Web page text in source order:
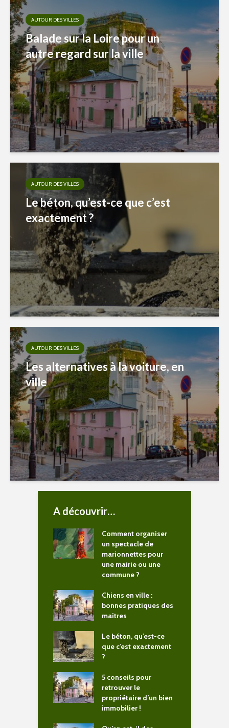
AUTOUR DES VILLES
Balade sur la Loire pour un
autre regard sur la ville
AUTOUR DES VILLES
Le béton, qu’est-ce que c’est
exactement ?
AUTOUR DES VILLES
Les alternatives à la voiture, en
ville
A découvrir…
Comment organiser
un spectacle de
marionnettes pour
une mairie ou une
commune ?
Chiens en ville :
bonnes pratiques des
maitres
Le béton, qu’est-ce
que c’est exactement
?
5 conseils pour
retrouver le
propriétaire d’un bien
immobilier !